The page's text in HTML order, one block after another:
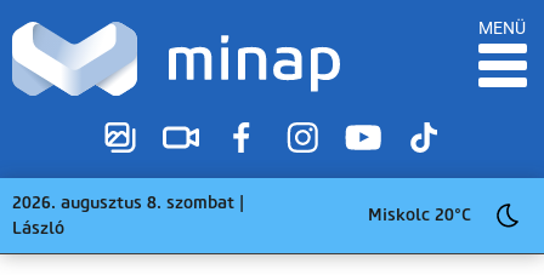
MENÜ
2026. augusztus 8. szombat |
László
Miskolc 20°C